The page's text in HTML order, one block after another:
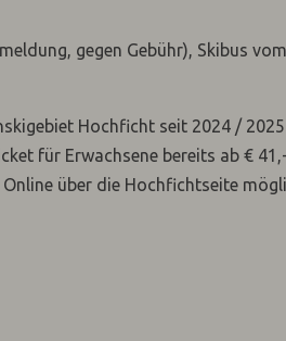
gegen Gebühr), Skibus
Hochficht seit 2024 /
für Erwachsene bereits ab €
über die Hochfichtseite